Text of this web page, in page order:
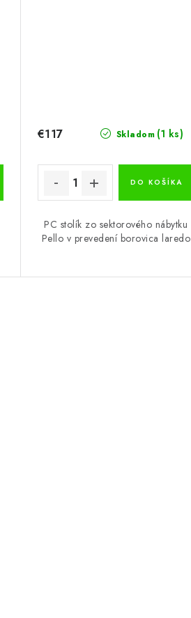
Skladom (1 ks)
€117
DO KOŠÍKA
PC stolík zo sektorového nábytku
Pello v prevedení borovica laredo